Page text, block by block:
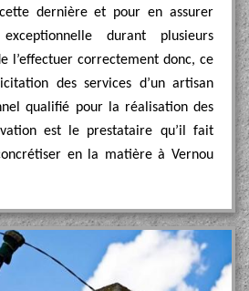
dernière et pour en assurer
durant plusieurs
l’effectuer correctement donc, ce
des services d’un artisan
qualifié pour la réalisation des
est le prestataire qu’il fait
en la matière à Vernou